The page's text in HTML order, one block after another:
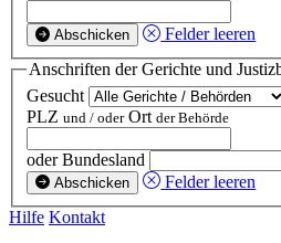
Abschicken
Felder leeren
Anschriften der Gerichte und
Gesucht
PLZ und / oderOrt der Behörde
oder Bundesland
Abschicken
Felder leeren
Hilfe Kontakt